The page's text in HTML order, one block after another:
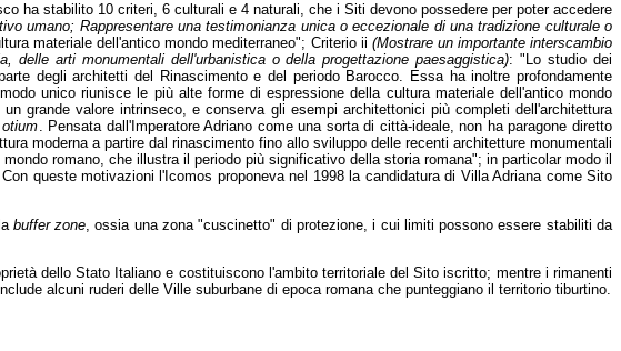
ha stabilito 10 criteri, 6 culturali e 4 naturali, che i Siti devono possedere per poter accedere
umano; Rappresentare una testimonianza unica o eccezionale di una tradizione culturale o
materiale dell'antico mondo mediterraneo"; Criterio ii (Mostrare un importante interscambio
arti monumentali dell'urbanistica o della progettazione paesaggistica): "Lo studio dei
degli architetti del Rinascimento e del periodo Barocco. Essa ha inoltre profondamente
unico riunisce le più alte forme di espressione della cultura materiale dell'antico mondo
grande valore intrinseco, e conserva gli esempi architettonici più completi dell'architettura
. Pensata dall'Imperatore Adriano come una sorta di città-ideale, non ha paragone diretto
moderna a partire dal rinascimento fino allo sviluppo delle recenti architetture monumentali
romano, che illustra il periodo più significativo della storia romana"; in particolar modo il
queste motivazioni l'Icomos proponeva nel 1998 la candidatura di Villa Adriana come Sito
buffer zone ossia una zona "cuscinetto" di protezione, i cui limiti possono essere stabiliti da
dello Stato Italiano e costituiscono l'ambito territoriale del Sito iscritto; mentre i rimanenti
alcuni ruderi delle Ville suburbane di epoca romana che punteggiano il territorio tiburtino.